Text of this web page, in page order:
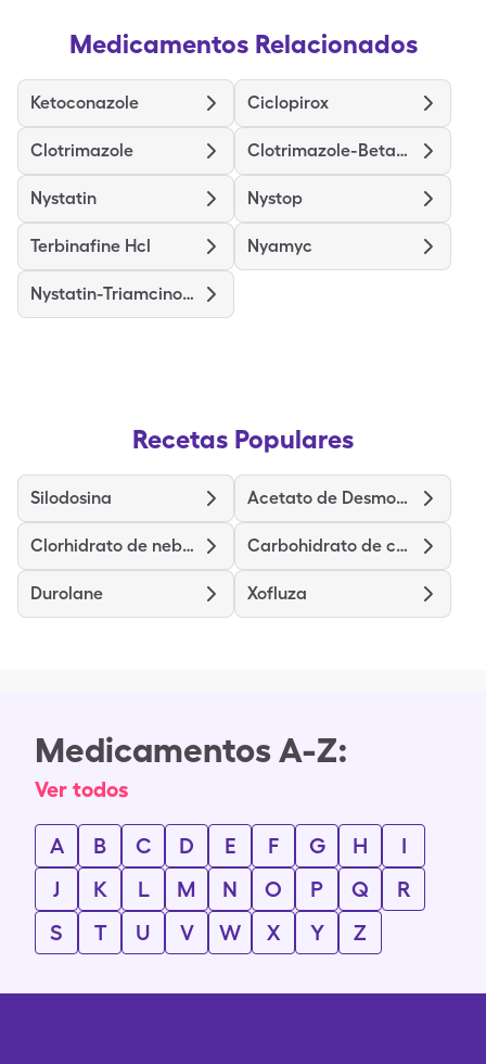
Medicamentos Relacionados
Ketoconazole Ciclopirox
Clotrimazole Clotrimazole-Betamethasone
Nystatin Nystop
Terbinafine Hcl Nyamyc
Nystatin-Triamcinolone
Recetas Populares
Silodosina Acetato de Desmopresina
Clorhidrato de nebivolol Carbohidrato de calcio-colecalciferol
Durolane Xofluza
Medicamentos A-Z:
Ver todos
A B C D E F G H
I
J
K L M N O P Q
R
S
T U V W X Y Z